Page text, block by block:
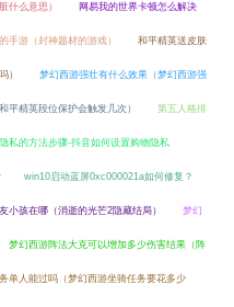
什么意思） 网易我的世界卡顿怎么解决
手游（封神题材的游戏） 和平精英送皮肤
） 梦幻西游强壮有什么效果（梦幻西游强
平精英段位保护会触发几次） 第五人格排
私的方法步骤-抖音如何设置购物隐私
win10启动蓝屏0xc000021a如何修复？
小孩在哪（消逝的光芒2隐藏结局） 梦幻
梦幻西游阵法大克可以增加多少伤害结果（阵
单人能过吗（梦幻西游坐骑任务要花多少